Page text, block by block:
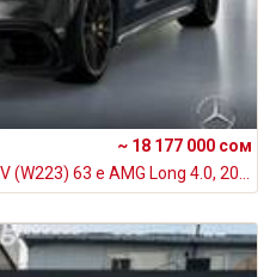
~ 18 177 000 сом
Mercedes-Benz S-Класс AMG IV (W223) 63 e AMG Long 4.0, 2025